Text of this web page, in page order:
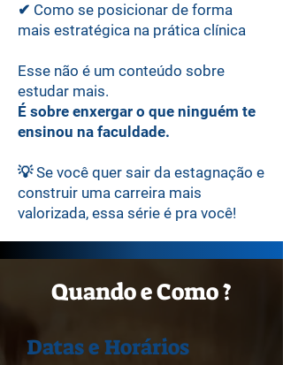
✔ Como se posicionar de forma
mais estratégica na prática clínica
Esse não é um conteúdo sobre
estudar mais.
É sobre enxergar o que ninguém te
ensinou na faculdade.
💡 Se você quer sair da estagnação e
construir uma carreira mais
valorizada, essa série é pra você!
Quando e Como ?
Datas e Horários